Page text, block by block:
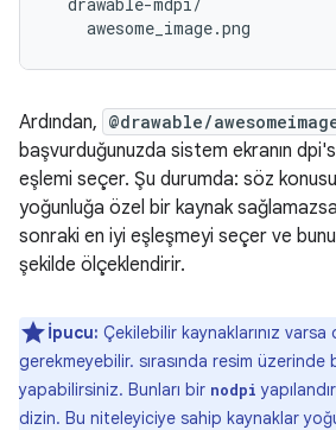
Ardından, @drawable/
başvurduğunuzda sistem ekranın
eşlemi seçer. Şu durumda: söz
yoğunluğa özel bir kaynak
sonraki en iyi eşleşmeyi seçer ve
şekilde ölçeklendirir.
İpucu: Çekilebilir kaynaklarınız varsa
gerekmeyebilir. sırasında resim üzerinde
yapabilirsiniz. Bunları bir nodpi
dizin. Bu niteleyiciye sahip kaynaklar